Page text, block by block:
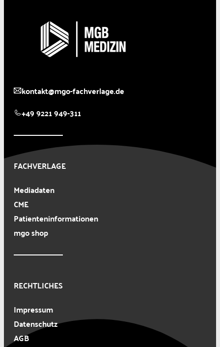
kontakt@mgo-fachverlage.de
+49 9221 949-311
FACHVERLAGE
Mediadaten
CME
Patienteninformationen
mgo shop
RECHTLICHES
Impressum
Datenschutz
AGB